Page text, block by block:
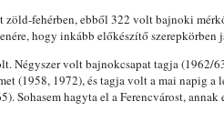
zöld-fehérben, ebből 322 volt bajnoki
hogy inkább előkészítő szerepkörben
Négyszer volt bajnokcsapat tagja (1962/
(1958, 1972), és tagja volt a mai napig
Sohasem hagyta el a Ferencvárost,